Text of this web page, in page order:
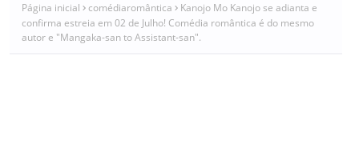
Página inicial comédiaromântica
Kanojo Mo Kanojo se adianta e
confirma estreia em 02 de Julho! Comédia romântica é do mesmo
autor e "Mangaka-san to Assistant-san".